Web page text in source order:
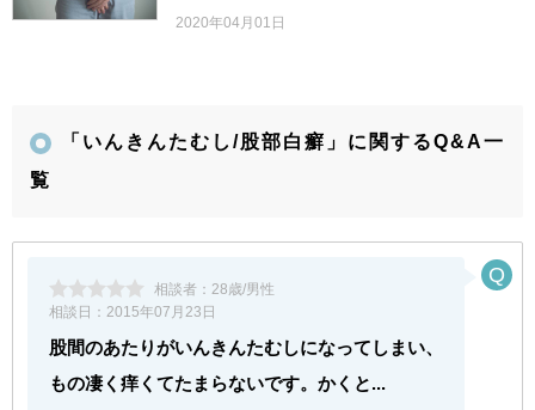
2020年04月01日
「いんきんたむし/股部白癬」に関するQ&A一
覧
相談者： 28歳/男性
相談日： 2015年07月23日
股間のあたりがいんきんたむしになってしまい、
もの凄く痒くてたまらないです。かくと...